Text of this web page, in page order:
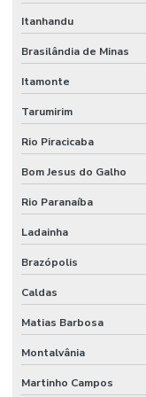
Serviço especializado
Serviço Especializado
Serviço especializado
Serviço especializado
Serviço de facilities
Serviço de facilities
Serviço de infraestrutura
Serviço de manutenção
Serviço de manutenção
Serviço de montagem
Itanhandu
Brasilândia de Minas
Itamonte
Tarumirim
Rio Piracicaba
Bom Jesus do Galho
Rio Paranaíba
Ladainha
Brazópolis
Caldas
Matias Barbosa
Montalvânia
Martinho Campos